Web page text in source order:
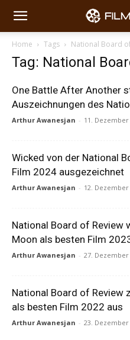
Home Tags National Board
Tag: National
One Battle After Another
Auszeichnungen des
Arthur Awanesjan - 11. Dezember
Wicked von der National
Film 2024 ausgezeichnet
Arthur Awanesjan - 12. Dezember
National Board of Review
Moon als besten Film
Arthur Awanesjan - 27. Dezember
National Board of Review
als besten Film 2022 aus
Arthur Awanesjan - 23. Dezember